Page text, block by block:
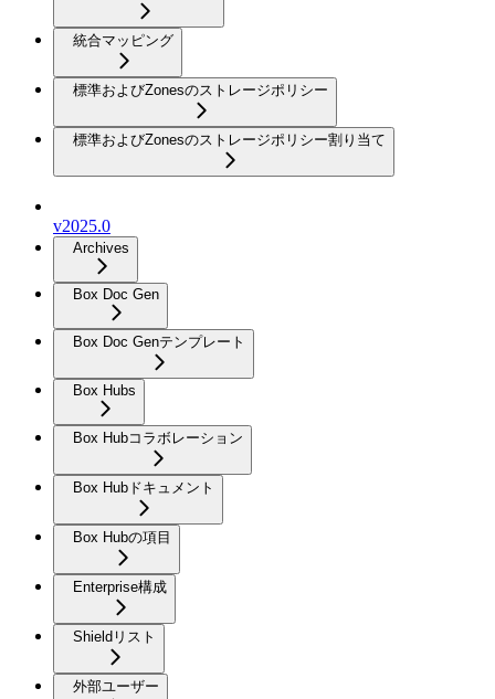
統合マッピング
標準およびZonesのストレージポリシー
標準およびZonesのストレージポリシー割り当て
v2025.0
Archives
Box Doc Gen
Box Doc Genテンプレート
Box Hubs
Box Hubコラボレーション
Box Hubドキュメント
Box Hubの項目
Enterprise構成
Shieldリスト
外部ユーザー